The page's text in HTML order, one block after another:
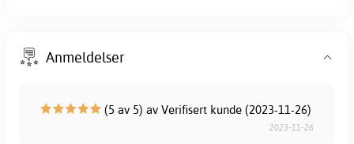
Anmeldelser
(5 av 5) av Verifisert kunde (2023-11-26)
2023-11-26